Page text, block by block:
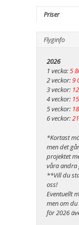
Priser
Flyginfo
2026
1 vecka:5
2 veckor:9
3 veckor:
4 veckor:
5 veckor:
6 veckor:
*Kortast
men det
projektet
våra andra
**Vill du
oss!
Eventuellt
men om
för 2026